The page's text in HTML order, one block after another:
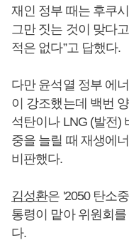
재인 정부 때는 후쿠
그만 짓는 것이 맞다
적은 없다”고 답했다.
다만 윤석열 정부 에
이 강조했는데 백번
석탄이나 LNG (발전)
중을 늘릴 때 재생에
비판했다.
김성환은 '2050 탄소
통령이 맡아 위원회
다.